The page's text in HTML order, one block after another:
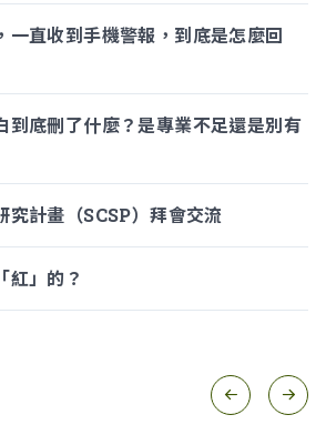
一直收到手機警報，到底是怎麼回
到底刪了什麼？是專業不足還是別有
究計畫（SCSP）拜會交流
紅」的？